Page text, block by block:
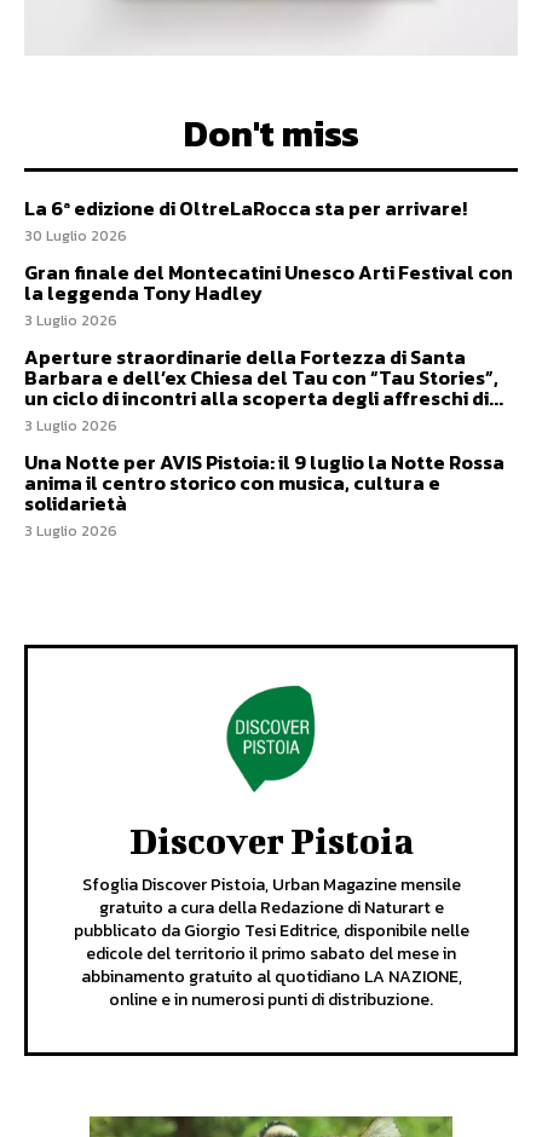
Don't miss
La 6ª edizione di OltreLaRocca sta per arrivare!
30 Luglio 2026
Gran finale del Montecatini Unesco Arti Festival con
la leggenda Tony Hadley
3 Luglio 2026
Aperture straordinarie della Fortezza di Santa
Barbara e dell’ex Chiesa del Tau con “Tau Stories”,
un ciclo di incontri alla scoperta degli affreschi di...
3 Luglio 2026
Una Notte per AVIS Pistoia: il 9 luglio la Notte Rossa
anima il centro storico con musica, cultura e
solidarietà
3 Luglio 2026
Discover Pistoia
Sfoglia Discover Pistoia, Urban Magazine mensile
gratuito a cura della Redazione di Naturart e
pubblicato da Giorgio Tesi Editrice, disponibile nelle
edicole del territorio il primo sabato del mese in
abbinamento gratuito al quotidiano LA NAZIONE,
online e in numerosi punti di distribuzione.